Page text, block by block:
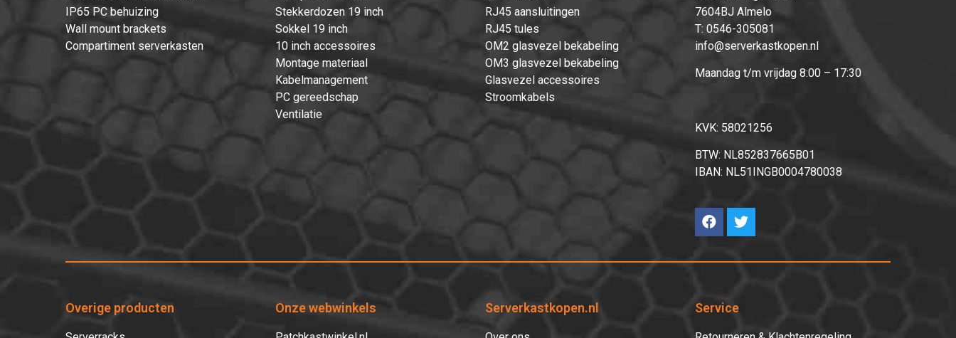
IP65 PC behuizing
Wall mount brackets
Compartiment serverkasten
Stekkerdozen 19 inch
Sokkel 19 inch
10 inch accessoires
Montage materiaal
Kabelmanagement
PC gereedschap
Ventilatie
RJ45 aansluitingen
RJ45 tules
OM2 glasvezel bekabeling
OM3 glasvezel bekabeling
Glasvezel accessoires
Stroomkabels
7604BJ Almelo
T: 0546-305081
info@serverkastkopen.nl
Maandag t/m vrijdag 8:00 – 17:30
KVK: 58021256
BTW: NL852837665B01
IBAN: NL51INGB0004780038
Overige producten Onze webwinkels Serverkastkopen.nl Service